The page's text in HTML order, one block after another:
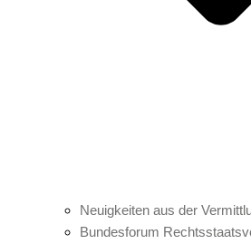
Neuigkeiten aus der
Bundesforum